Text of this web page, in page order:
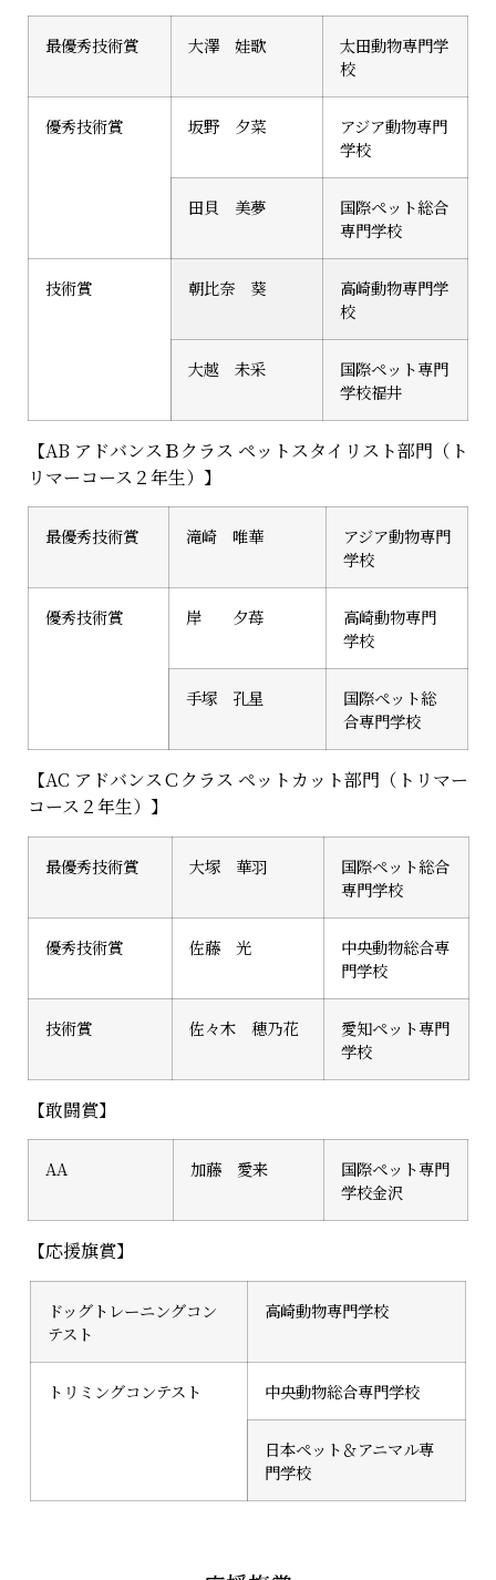
最優秀技術賞 大澤 娃歌
太田動物専門学
校
優秀技術賞 坂野 夕菜
アジア動物専門
学校
田貝 美夢
国際ペット総合
専門学校
技術賞 朝比奈 葵
高崎動物専門学
校
大越 未采
国際ペット専門
学校福井
【AB アドバンスＢクラス ペットスタイリスト部門（ト
リマーコース２年生）】
最優秀技術賞 滝崎 唯華
アジア動物専門
学校
優秀技術賞 岸 夕苺
高崎動物専門
学校
手塚 孔星
国際ペット総
合専門学校
【AC アドバンスＣクラス ペットカット部門（トリマー
コース２年生）】
最優秀技術賞 大塚 華羽
国際ペット総合
専門学校
優秀技術賞 佐藤 光
中央動物総合専
門学校
技術賞 佐々木 穂乃花
愛知ペット専門
学校
【敢闘賞】
AA 加藤 愛来
国際ペット専門
学校金沢
【応援旗賞】
ドッグトレーニングコン
テスト
高崎動物専門学校
トリミングコンテスト 中央動物総合専門学校
日本ペット＆アニマル専
門学校